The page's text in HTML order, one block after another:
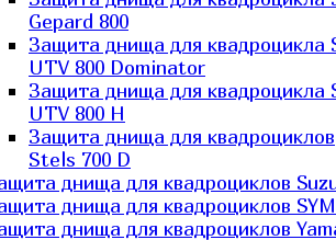
Gepard 800
Защита днища для квадроцикла
UTV 800 Dominator
Защита днища для квадроцикла
UTV 800 H
Защита днища для квадроциклов
Stels 700 D
днища для квадроциклов
днища для квадроциклов SYM
днища для квадроциклов